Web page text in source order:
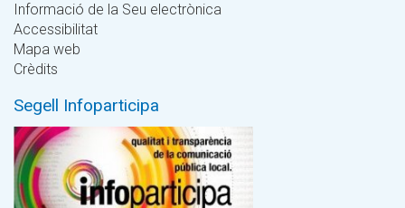
Informació de la Seu electrònica
Accessibilitat
Mapa web
Crèdits
Segell Infoparticipa